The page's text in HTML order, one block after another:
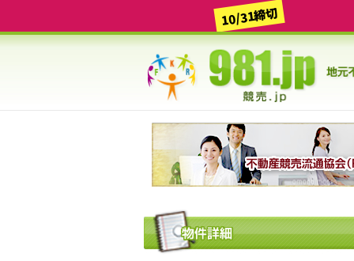
10/31締切